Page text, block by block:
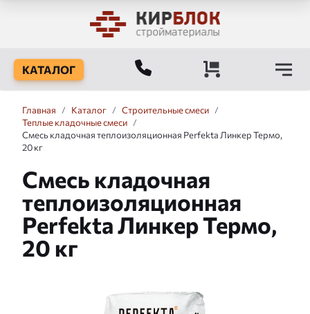
КАТАЛОГ
Главная / Каталог / Строительные смеси /
Теплые кладочные смеси /
Смесь кладочная теплоизоляционная Perfekta Линкер Термо,
20 кг
Смесь кладочная
теплоизоляционная
Perfekta Линкер Термо,
20 кг